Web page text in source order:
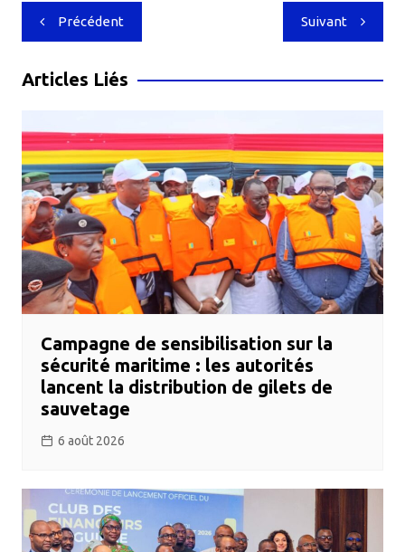
Navigation
de
l’article
Précédent Suivant
Articles Liés
Campagne de sensibilisation sur la
sécurité maritime : les autorités
lancent la distribution de gilets de
sauvetage
6 août 2026